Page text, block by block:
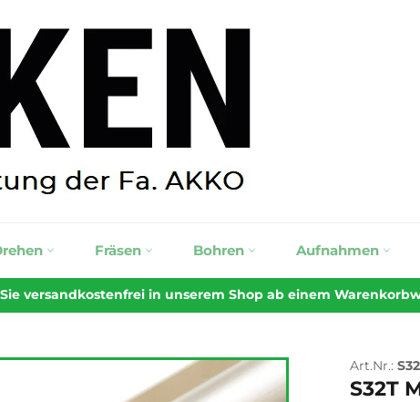
Fräsen Bohren Aufnahmen
versandkostenfrei in unserem Shop ab einem
Art.Nr.:
S32T